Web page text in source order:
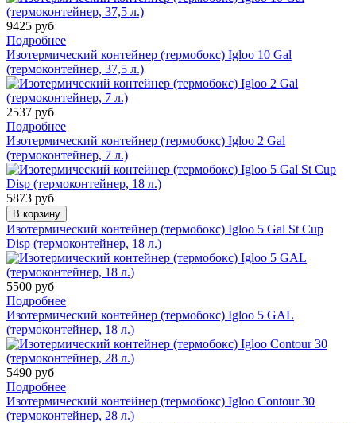
9425 руб
Подробнее
Изотермический контейнер (термобокс) Igloo 10 Gal
(термоконтейнер, 37,5 л.)
2537 руб
Подробнее
Изотермический контейнер (термобокс) Igloo 2 Gal
(термоконтейнер, 7 л.)
5873 руб
В корзину
Изотермический контейнер (термобокс) Igloo 5 Gal St Cup
Disp (термоконтейнер, 18 л.)
5500 руб
Подробнее
Изотермический контейнер (термобокс) Igloo 5 GAL
(термоконтейнер, 18 л.)
5490 руб
Подробнее
Изотермический контейнер (термобокс) Igloo Contour 30
(термоконтейнер, 28 л.)